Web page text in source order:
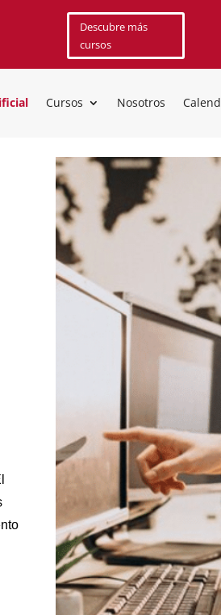
Descubre más
cursos
Cursos Nosotros